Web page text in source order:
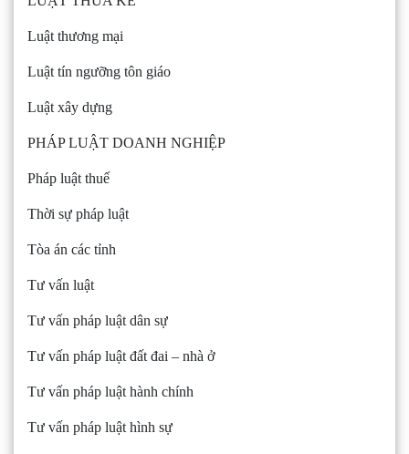
Luật thương mại
Luật tín ngưỡng tôn giáo
Luật xây dựng
PHÁP LUẬT DOANH NGHIỆP
Pháp luật thuế
Thời sự pháp luật
Tòa án các tỉnh
Tư vấn luật
Tư vấn pháp luật dân sự
Tư vấn pháp luật đất đai – nhà ở
Tư vấn pháp luật hành chính
Tư vấn pháp luật hình sự